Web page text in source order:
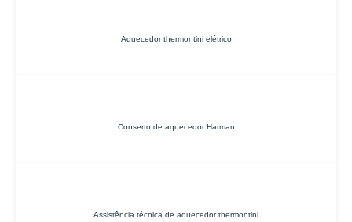
Aquecedor thermontini elétrico
Conserto de aquecedor Harman
Assistência técnica de aquecedor thermontini